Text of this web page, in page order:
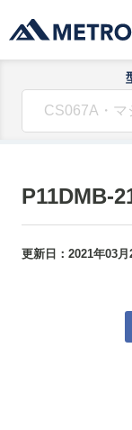
P11DMB-
更新日： 2021年03月